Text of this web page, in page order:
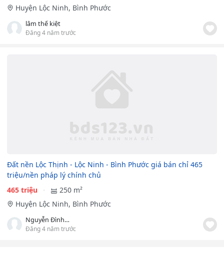
Huyện Lộc Ninh, Bình Phước
lâm thế kiệt
Đăng 4 năm trước
Đất nền Lộc Thịnh - Lộc Ninh - Bình Phước giá bán chỉ 465
triệu/nền pháp lý chính chủ
465 triệu
250 m²
Huyện Lộc Ninh, Bình Phước
Nguyễn Đình Khánh Đoan
Đăng 4 năm trước